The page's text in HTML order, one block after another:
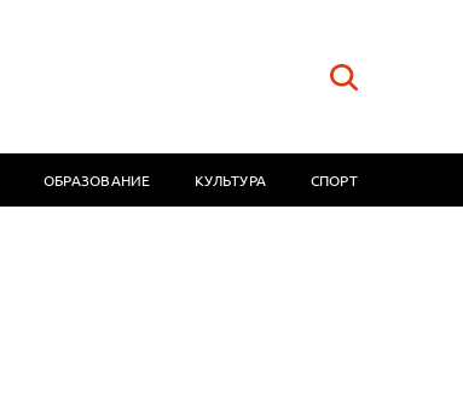
ОБРАЗОВАНИЕ КУЛЬТУРА СПОРТ